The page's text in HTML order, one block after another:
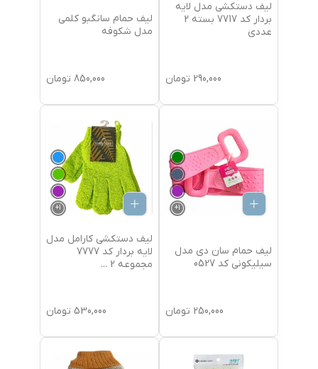
لیف دستکشی مدل لایه
بردار کد 7717 بسته 2
عددی
290,000 تومان
لیف حمام سانگبو کلمی
مدل شکوفه
850,000 تومان
1
+
لیف حمام سان دی مدل
سیلیکونی کد 0527
250,000 تومان
1
+
لیف دستکشی کارامل مدل
لایه بردار کد 7777
مجموعه 2
...
530,000 تومان